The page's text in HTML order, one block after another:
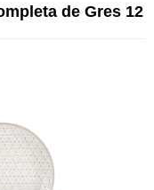
de Gres 12